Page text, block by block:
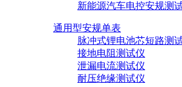
新能源汽车电控安规测
通用型安规单表
脉冲式锂电池芯短路测
接地电阻测试仪
泄漏电流测试仪
耐压绝缘测试仪